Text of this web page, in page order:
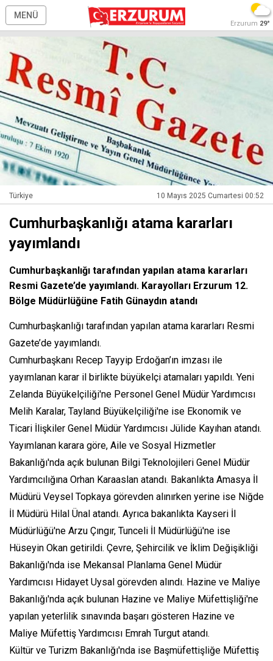
MENÜ
Erzurum 29°
Türkiye 10 Mayıs 2025 Cumartesi 00:52
Cumhurbaşkanlığı atama kararları
yayımlandı
Cumhurbaşkanlığı tarafından yapılan atama kararları
Resmi Gazete’de yayımlandı. Karayolları Erzurum 12.
Bölge Müdürlüğüne Fatih Günaydın atandı
Cumhurbaşkanlığı tarafından yapılan atama kararları Resmi
Gazete’de yayımlandı.
Cumhurbaşkanı Recep Tayyip Erdoğan’ın imzası ile
yayımlanan karar il birlikte büyükelçi atamaları yapıldı. Yeni
Zelanda Büyükelçiliği'ne Personel Genel Müdür Yardımcısı
Melih Karalar, Tayland Büyükelçiliği'ne ise Ekonomik ve
Ticari İlişkiler Genel Müdür Yardımcısı Jülide Kayıhan atandı.
Yayımlanan karara göre, Aile ve Sosyal Hizmetler
Bakanlığı'nda açık bulunan Bilgi Teknolojileri Genel Müdür
Yardımcılığına Orhan Karaaslan atandı. Bakanlıkta Amasya İl
Müdürü Veysel Topkaya görevden alınırken yerine ise Niğde
İl Müdürü Hilal Ünal atandı. Ayrıca bakanlıkta Kayseri İl
Müdürlüğü'ne Arzu Çıngır, Tunceli İl Müdürlüğü'ne ise
Hüseyin Okan getirildi. Çevre, Şehircilik ve İklim Değişikliği
Bakanlığı'nda ise Mekansal Planlama Genel Müdür
Yardımcısı Hidayet Uysal görevden alındı. Hazine ve Maliye
Bakanlığı'nda açık bulunan Hazine ve Maliye Müfettişliği'ne
yapılan yeterlilik sınavında başarı gösteren Hazine ve
Maliye Müfettiş Yardımcısı Emrah Turgut atandı.
Kültür ve Turizm Bakanlığı'nda ise Başmüfettişliğe Müfettiş